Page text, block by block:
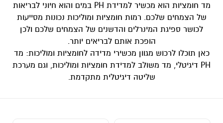
מד חומציות הוא מכשיר למדידת PH במים והוא חיוני לבריאות
של הצמחים שלכם. רמות חומציות ומוליכות נכונות מסייעות
לכושר ספיגת המינרלים והדשנים של הצמחים שלכם ולכן
הופכת אותם לבריאים יותר.
כאן תוכלו לרכוש מגוון מכשירי מדידה לחומציות ומוליכות: מד
PH דיגיטלי, מד משולב למדידת חומציות ומוליכות, וגם מערכת
שליטה דיגיטלית מתקדמת.